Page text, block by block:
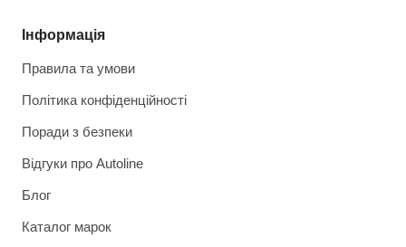
Інформація
Правила та умови
Політика конфіденційності
Поради з безпеки
Відгуки про Autoline
Блог
Каталог марок